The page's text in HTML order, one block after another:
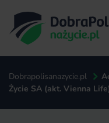
Dobrapolisanazycie.pl
Życie SA (akt. Vienna